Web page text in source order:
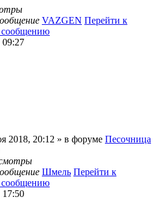
VAZGEN Перейти к
сообщению
09:27
2018, 20:12 » в форуме Песочница
Шмель Перейти к
сообщению
17:50